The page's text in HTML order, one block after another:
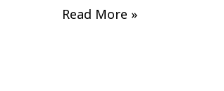
Read More »